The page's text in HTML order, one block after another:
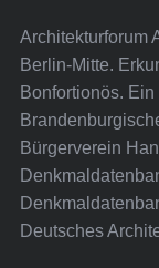
Architekturforum
Berlin-Mitte.
Bonfortionös.
Bürgerverein
Deutsches